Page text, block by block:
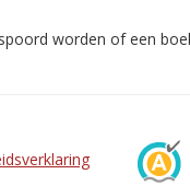
worden of een